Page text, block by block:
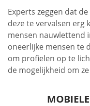
Experts zeggen dat
deze te vervalsen erg
mensen nauwlettend
oneerlijke mensen te
om profielen op te
de mogelijkheid om